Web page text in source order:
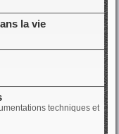
la vie
techniques et